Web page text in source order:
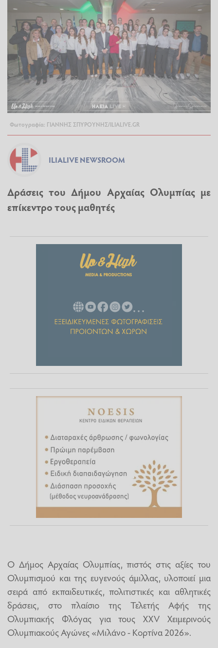
Φωτογραφία: ΓΙΑΝΝΗΣ ΣΠΥΡΟΥΝΗΣ/ILIALIVE.GR
ILIALIVE NEWSROOM
Δράσεις του Δήμου Αρχαίας Ολυμπίας με
επίκεντρο τους μαθητές
Ο Δήμος Αρχαίας Ολυμπίας, πιστός στις αξίες του
Ολυμπισμού και της ευγενούς άμιλλας, υλοποιεί μια
σειρά από εκπαιδευτικές, πολιτιστικές και αθλητικές
δράσεις, στο πλαίσιο της Τελετής Αφής της
Ολυμπιακής Φλόγας για τους XXV Χειμερινούς
Ολυμπιακούς Αγώνες «Μιλάνο - Κορτίνα 2026».